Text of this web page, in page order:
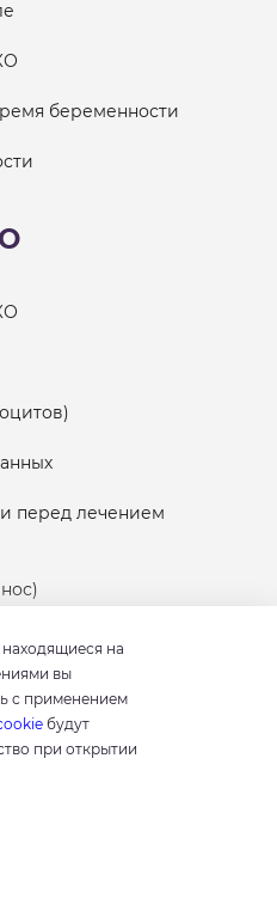
находящиеся на
вы
с применением
будут
при открытии
беременности
перед лечением